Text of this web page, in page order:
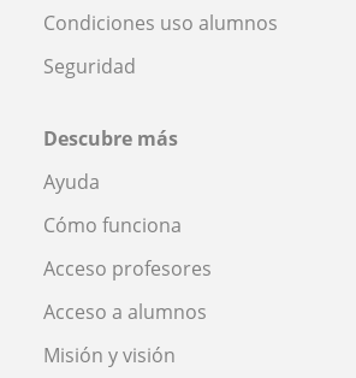
Condiciones uso alumnos
Seguridad
Descubre más
Ayuda
Cómo funciona
Acceso profesores
Acceso a alumnos
Misión y visión